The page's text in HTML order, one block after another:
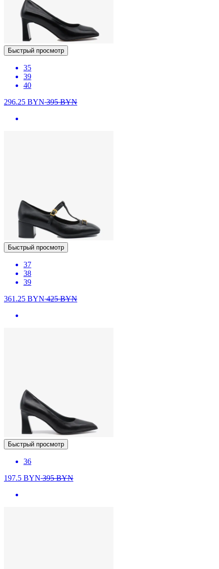
Быстрый просмотр
35
39
40
296.25 BYN395BYN
Быстрый просмотр
37
38
39
361.25 BYN425BYN
Быстрый просмотр
36
197.5 BYN395BYN